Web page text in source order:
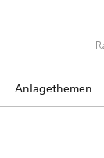
Anlagethemen